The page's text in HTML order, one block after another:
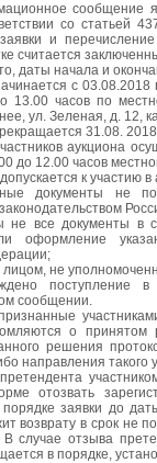
сообщение
со статьей
и
считается
даты начала и
с
13.00 часов по
ул. Зеленая, д. 12,
31.08.
аукциона
до 12.00 часов
к участию
документы не
не все документы в
оформление
лицом, не
поступление
сообщении.
о
решения
направления
отозвать
порядке заявки до
возврату в срок не
В случае отзыва
в порядке,